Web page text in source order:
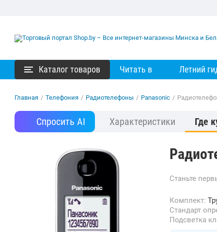
Каталог товаров Читать в Летний
Главная / Телефония / Радиотелефоны / Panasonic /
Спросить AI Характеристики Где
Станьте
Комплект:
Стандарт
Подсветка